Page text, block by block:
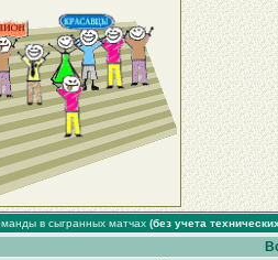
в сыгранных матчах (без учета